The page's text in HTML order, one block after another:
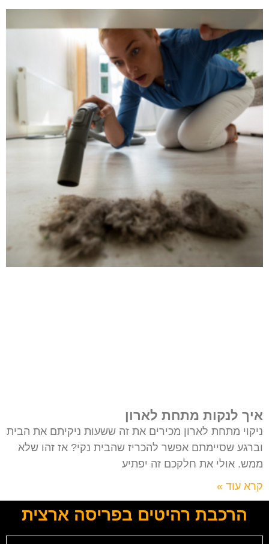
איך לנקות מתחת לארון
ניקוי מתחת לארון מכירים את זה ששעות ניקיתם את הבית
וברגע שסיימתם אפשר להכריז שהבית נקי? אז זהו שלא
ממש. אולי את חלקכם זה יפתיע
קרא עוד »
הרכבת רהיטים בפריסה ארצית